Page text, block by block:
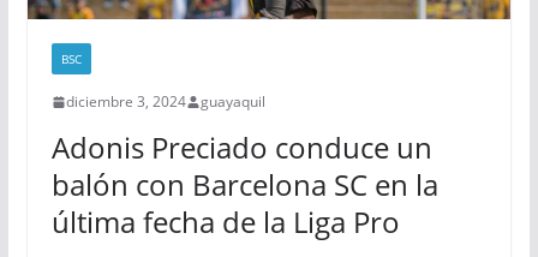
BSC
diciembre 3, 2024 guayaquil
Adonis Preciado conduce un
balón con Barcelona SC en la
última fecha de la Liga Pro